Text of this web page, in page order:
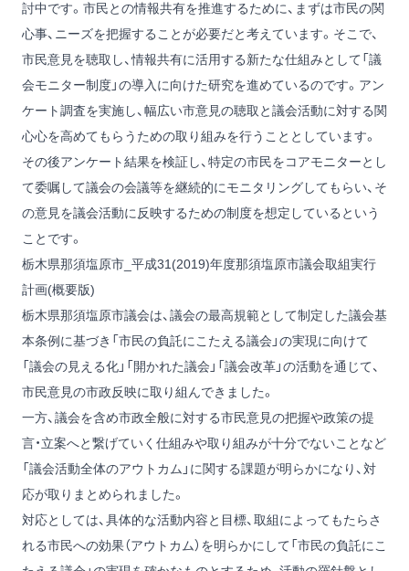
討中です。市民との情報共有を推進するために、まずは市民の関
心事、ニーズを把握することが必要だと考えています。そこで、
市民意見を聴取し、情報共有に活用する新たな仕組みとして「議
会モニター制度」の導入に向けた研究を進めているのです。アン
ケート調査を実施し、幅広い市意見の聴取と議会活動に対する関
心心を高めてもらうための取り組みを行うこととしています。
その後アンケート結果を検証し、特定の市民をコアモニターとし
て委嘱して議会の会議等を継続的にモニタリングしてもらい、そ
の意見を議会活動に反映するための制度を想定しているという
ことです。
栃木県那須塩原市_平成31(2019)年度那須塩原市議会取組実行
計画(概要版)
栃木県那須塩原市議会は、議会の最高規範として制定した議会基
本条例に基づき「市民の負託にこたえる議会」の実現に向けて
「議会の見える化」「開かれた議会」「議会改革」の活動を通じて、
市民意見の市政反映に取り組んできました。
一方、議会を含め市政全般に対する市民意見の把握や政策の提
言・立案へと繋げていく仕組みや取り組みが十分でないことなど
「議会活動全体のアウトカム」に関する課題が明らかになり、対
応が取りまとめられました。
対応としては、具体的な活動内容と目標、取組によってもたらさ
れる市民への効果（アウトカム）を明らかにして「市民の負託にこ